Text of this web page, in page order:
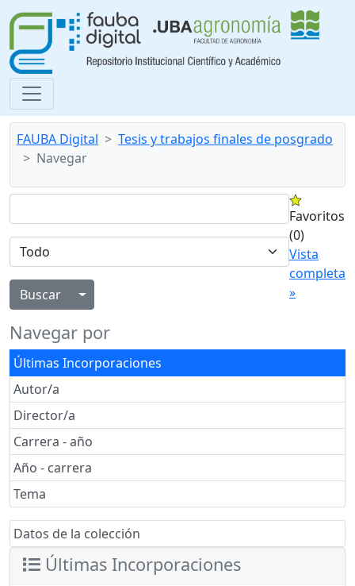
FAUBA Digital
Tesis y trabajos finales de posgrado
Navegar
Alternar menú desplegable
Favoritos
(0)
Vista
completa
»
Navegar por
Últimas Incorporaciones
Autor/a
Director/a
Carrera - año
Año - carrera
Tema
Datos de la colección
Últimas Incorporaciones